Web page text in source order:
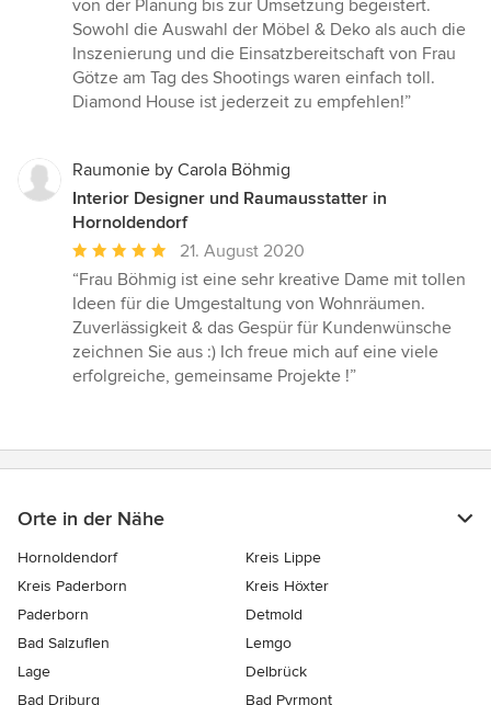
5
Sternen
von der Planung bis zur Umsetzung begeistert.
Sowohl die Auswahl der Möbel & Deko als auch die
Inszenierung und die Einsatzbereitschaft von Frau
Götze am Tag des Shootings waren einfach toll.
Diamond House ist jederzeit zu empfehlen!”
Raumonie by Carola Böhmig
Interior Designer und Raumausstatter in
Hornoldendorf
Durchschnittliche
Bewertung:
5
von
5
Sternen
21. August 2020
“Frau Böhmig ist eine sehr kreative Dame mit tollen
Ideen für die Umgestaltung von Wohnräumen.
Zuverlässigkeit & das Gespür für Kundenwünsche
zeichnen Sie aus :) Ich freue mich auf eine viele
erfolgreiche, gemeinsame Projekte !”
Orte in der Nähe
Hornoldendorf
Kreis Lippe
Kreis Paderborn
Kreis Höxter
Paderborn
Detmold
Bad Salzuflen
Lemgo
Lage
Delbrück
Bad Driburg
Bad Pyrmont